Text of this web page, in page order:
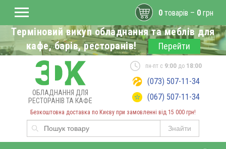
Терміновий викуп обладнання та меблів для
кафе, барів, ресторанів!
Перейти
ОБЛАДНАННЯ ДЛЯ
РЕСТОРАНІВ ТА КАФЕ
Безкоштовна доставка по Києву при замовленні від 15 000 грн!
Знайти
пн-пт с 9:00до 18:00
(073) 507-11-34
(067) 507-11-34
0 товарів – 0 грн